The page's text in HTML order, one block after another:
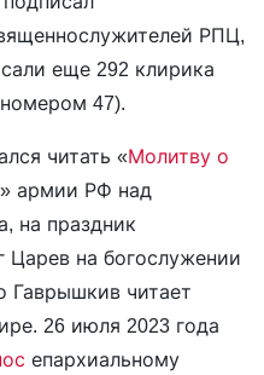
РПЦ,
еще 292 клирика
47).
читать «Молитву о
армии РФ над
на праздник
Царев на богослужении
Гаврышкив читает
26 июля 2023 года
епархиальному